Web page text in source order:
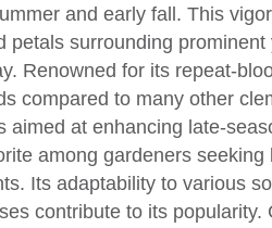
and early fall. This
petals surrounding
Renowned for its repeat-
compared to many other
aimed at enhancing late-
among gardeners
Its adaptability to various
contribute to its